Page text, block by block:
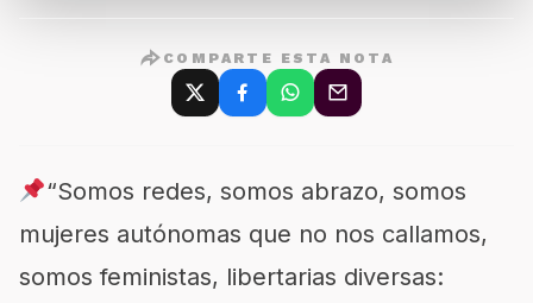
COMPARTE ESTA NOTA
“Somos redes, somos abrazo, somos
mujeres autónomas que no nos callamos,
somos feministas, libertarias diversas: